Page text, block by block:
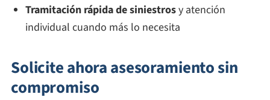
Tramitación rápida de siniestrosy atención
individual cuando más lo necesita
Solicite ahora asesoramiento sin
compromiso